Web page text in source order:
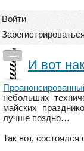
Войти
—
И вот
небольших
майских
лучше поздно…
Так вот,